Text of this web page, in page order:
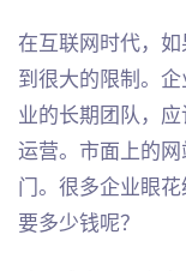
在互联网时代，
到很大的限制。
业的长期团队，
运营。市面上的
门。很多企业眼
要多少钱呢？